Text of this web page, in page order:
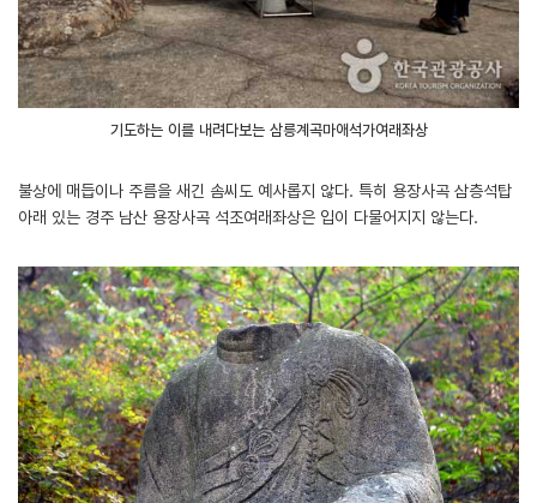
기도하는 이를 내려다보는 삼릉계곡마애석가여래좌상
불상에 매듭이나 주름을 새긴 솜씨도 예사롭지 않다. 특히 용장사곡 삼층석탑
아래 있는 경주 남산 용장사곡 석조여래좌상은 입이 다물어지지 않는다.